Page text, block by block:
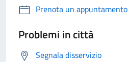
Prenota un appuntamento
Problemi in città
Segnala disservizio